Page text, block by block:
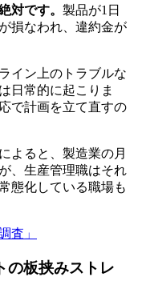
対です。 製品が1日
損なわれ、違約金が
イン上のトラブルな
日常的に起こりま
で計画を立て直すの
よると、製造業の月
、生産管理職はそれ
態化している職場も
査」
板挟みストレ